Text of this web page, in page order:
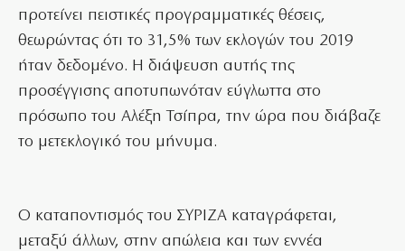
προτείνει πειστικές προγραμματικές θέσεις,
θεωρώντας ότι το 31,5% των εκλογών του 2019
ήταν δεδομένο. Η διάψευση αυτής της
προσέγγισης αποτυπωνόταν εύγλωττα στο
πρόσωπο του Αλέξη Τσίπρα, την ώρα που διάβαζε
το μετεκλογικό του μήνυμα.
Ο καταποντισμός του ΣΥΡΙΖΑ καταγράφεται,
μεταξύ άλλων, στην απώλεια και των εννέα